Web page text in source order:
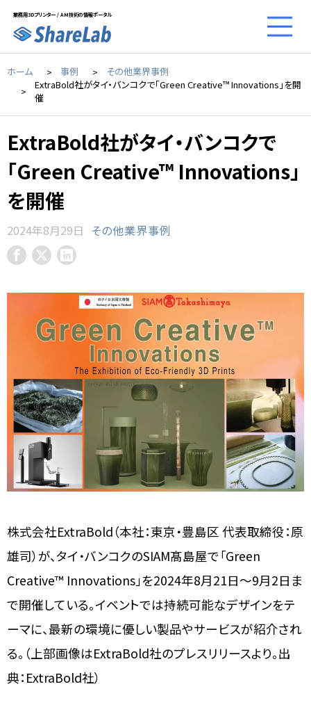
業務用3Dプリンター / AM技術の情報ポータル
ホーム 事例
その他業界事例
ExtraBold社がタイ・バンコクで「Green Creative™ Innovations」を開
催
ExtraBold社がタイ・バンコクで
「Green Creative™ Innovations」
を開催
2024年8月29日 その他業界事例
株式会社ExtraBold（本社：東京・豊島区 代表取締役：原
雄司）が、タイ・バンコクのSIAM髙島屋で「Green
Creative™ Innovations」を2024年8月21日〜9月2日ま
で開催している。イベントでは持続可能なデザインをテ
ーマに、最新の環境に優しい製品やサービスが紹介され
る。（上部画像はExtraBold社のプレスリリースより。出
典：ExtraBold社）